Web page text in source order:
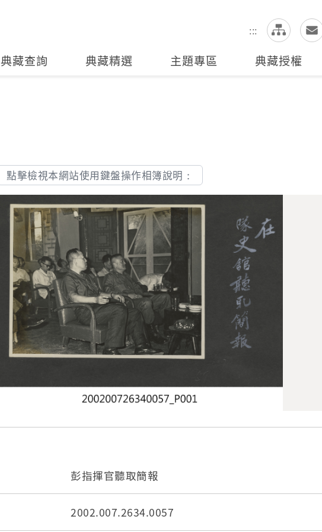
:::
全站搜尋
典藏查詢 典藏精選 主題專區 典藏授權
點擊檢視本網站使用鍵盤操作相簿說明：
彭指揮官聽取簡報
2002.007.2634.0057